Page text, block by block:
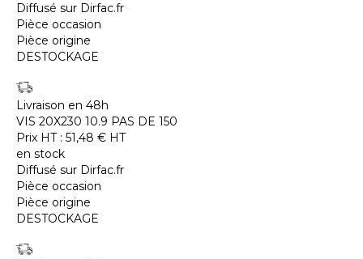
Diffusé sur Dirfac.fr
Pièce occasion
Pièce origine
DESTOCKAGE
Livraison en 48h
VIS 20X230 10.9 PAS DE 150
Prix HT : 51,48 € HT
en stock
Diffusé sur Dirfac.fr
Pièce occasion
Pièce origine
DESTOCKAGE